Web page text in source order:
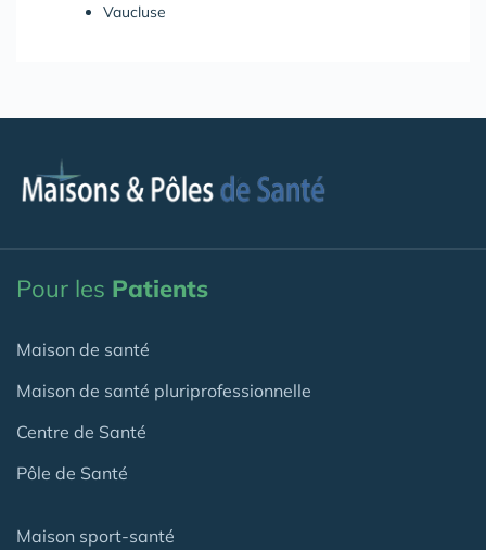
Vaucluse
Pour les Patients
Maison de santé
Maison de santé pluriprofessionnelle
Centre de Santé
Pôle de Santé
Maison sport-santé